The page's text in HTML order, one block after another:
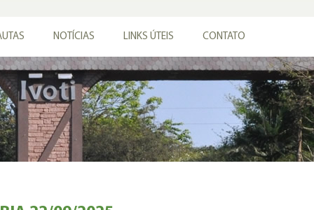
NOTÍCIAS LINKS ÚTEIS CONTATO